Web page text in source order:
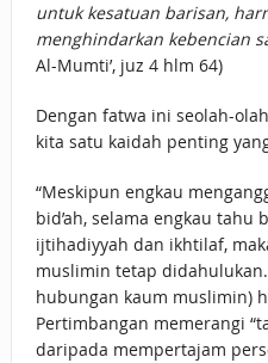
untuk kesatuan barisan,
menghindarkan kebencian
Al-Mumti’, juz 4 hlm 64)
Dengan fatwa ini seolah-
kita satu kaidah penting
“Meskipun engkau
bid’ah, selama engkau tahu
ijtihadiyyah dan ikhtilaf,
muslimin tetap didahulukan.
hubungan kaum muslimin)
Pertimbangan memerangi
daripada mempertajam